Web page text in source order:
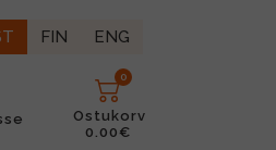
FIN ENG
0
Ostukorv
0.00€